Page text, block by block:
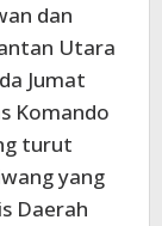
dan
Utara
Jumat
Komando
turut
yang
Daerah